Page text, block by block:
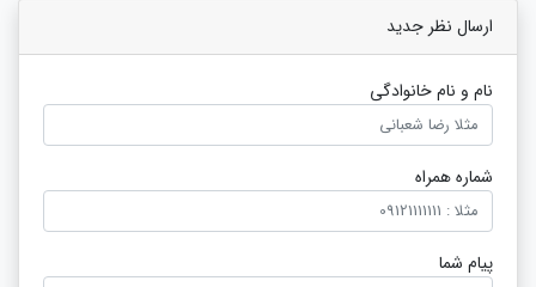
ارسال نظر جدید
نام و نام خانوادگی
شماره همراه
پیام شما